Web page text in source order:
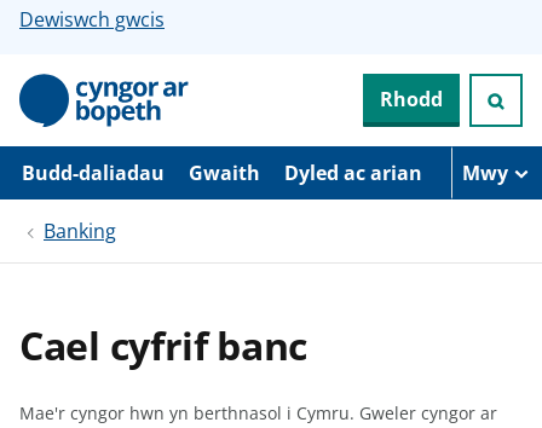
Dewiswch gwcis
N
d
r
Rhodd
Budd-daliadau Gwaith Dyled ac arian Mwy
Banking
Cael cyfrif banc
Mae'r cyngor hwn yn berthnasol i Cymru. Gweler cyngor ar